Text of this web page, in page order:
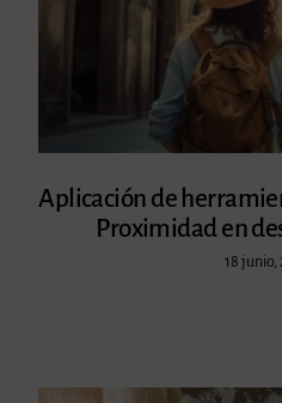
Aplicación de
Proximidad en
18 junio,